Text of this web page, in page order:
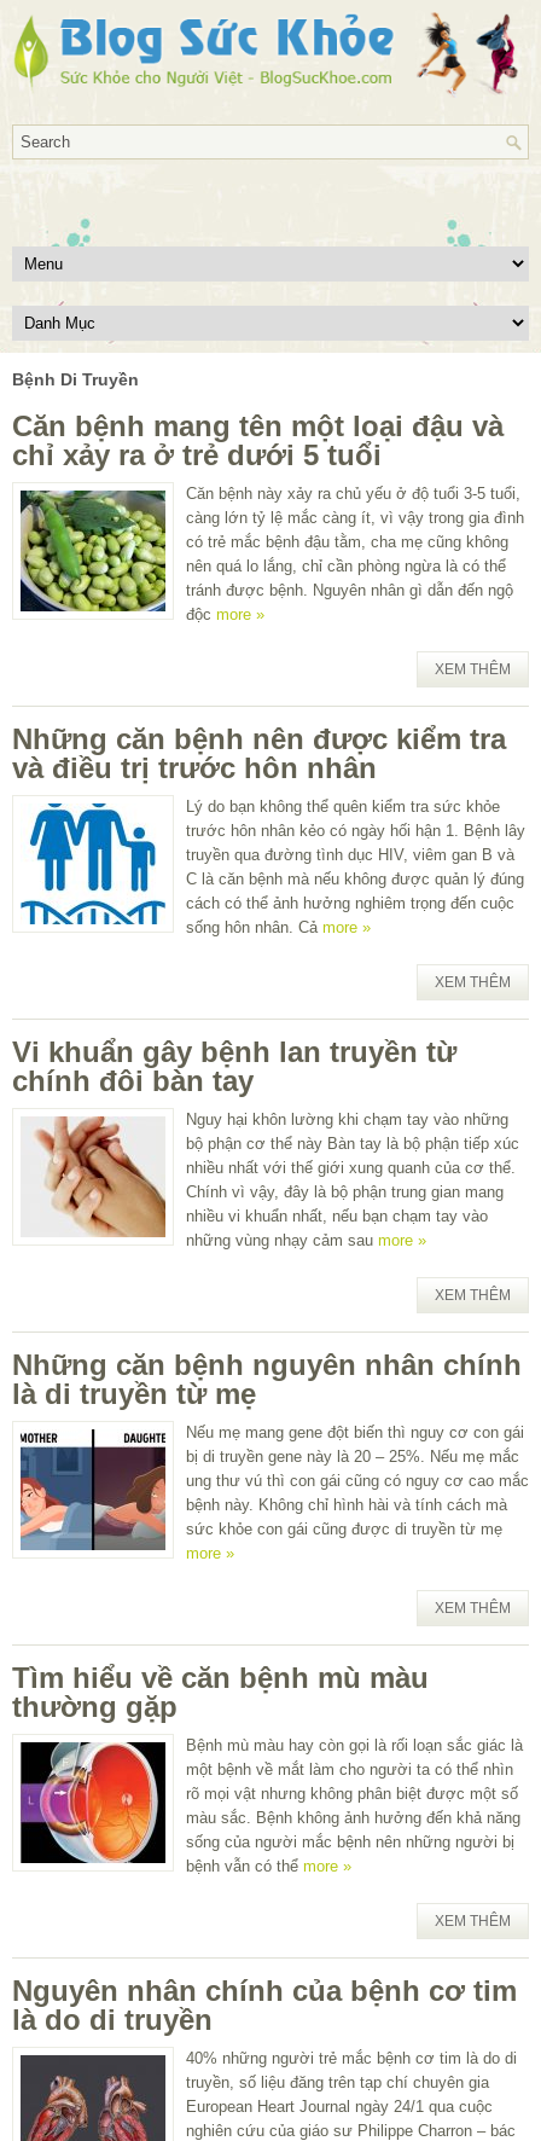
Bệnh Di Truyền
Căn bệnh mang tên một loại đậu và
chỉ xảy ra ở trẻ dưới 5 tuổi
Căn bệnh này xảy ra chủ yếu ở độ tuổi 3-5 tuổi,
càng lớn tỷ lệ mắc càng ít, vì vậy trong gia đình
có trẻ mắc bệnh đậu tằm, cha mẹ cũng không
nên quá lo lắng, chỉ cần phòng ngừa là có thể
tránh được bệnh. Nguyên nhân gì dẫn đến ngộ
độc more »
XEM THÊM
Những căn bệnh nên được kiểm tra
và điều trị trước hôn nhân
Lý do bạn không thể quên kiểm tra sức khỏe
trước hôn nhân kẻo có ngày hối hận 1. Bệnh lây
truyền qua đường tình dục HIV, viêm gan B và
C là căn bệnh mà nếu không được quản lý đúng
cách có thể ảnh hưởng nghiêm trọng đến cuộc
sống hôn nhân. Cả more »
XEM THÊM
Vi khuẩn gây bệnh lan truyền từ
chính đôi bàn tay
Nguy hại khôn lường khi chạm tay vào những
bộ phận cơ thể này Bàn tay là bộ phận tiếp xúc
nhiều nhất với thế giới xung quanh của cơ thể.
Chính vì vậy, đây là bộ phận trung gian mang
nhiều vi khuẩn nhất, nếu bạn chạm tay vào
những vùng nhạy cảm sau more »
XEM THÊM
Những căn bệnh nguyên nhân chính
là di truyền từ mẹ
Nếu mẹ mang gene đột biến thì nguy cơ con gái
bị di truyền gene này là 20 – 25%. Nếu mẹ mắc
ung thư vú thì con gái cũng có nguy cơ cao mắc
bệnh này. Không chỉ hình hài và tính cách mà
sức khỏe con gái cũng được di truyền từ mẹ
more »
XEM THÊM
Tìm hiểu về căn bệnh mù màu
thường gặp
Bệnh mù màu hay còn gọi là rối loạn sắc giác là
một bệnh về mắt làm cho người ta có thể nhìn
rõ mọi vật nhưng không phân biệt được một số
màu sắc. Bệnh không ảnh hưởng đến khả năng
sống của người mắc bệnh nên những người bị
bệnh vẫn có thể more »
XEM THÊM
Nguyên nhân chính của bệnh cơ tim
là do di truyền
40% những người trẻ mắc bệnh cơ tim là do di
truyền, số liệu đăng trên tạp chí chuyên gia
European Heart Journal ngày 24/1 qua cuộc
nghiên cứu của giáo sư Philippe Charron – bác